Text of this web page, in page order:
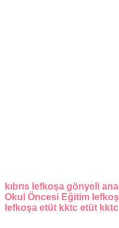
kıbrıs lefkoşa gönyeli
Okul Öncesi Eğitim
lefkoşa etüt kktc etüt